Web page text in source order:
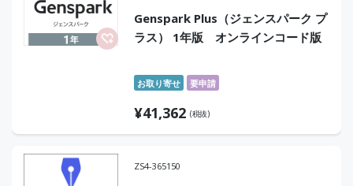
Genspark Plus（ジェンスパーク プ
ラス） 1年版 オンラインコード版
お取り寄せ 要申請
¥41,362 (税抜)
ZS4-365150